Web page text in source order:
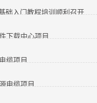
础入门教程培训顺利召开
下载中心项目
缆项目
电缆项目